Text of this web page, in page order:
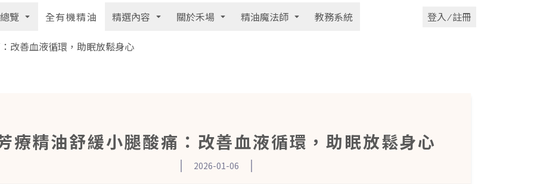
覽 全有機精油 精選內容 關於禾場 精油魔法師 教務系統 登入 ⁄ 註冊
改善血液循環，助眠放鬆身心
療精油舒緩小腿酸痛：改善血液循環，助眠放鬆身心
2026-01-06